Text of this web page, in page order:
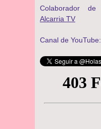
Colaborador de
Alcarria TV
Canal de YouTube: